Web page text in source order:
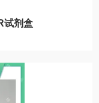
试剂盒